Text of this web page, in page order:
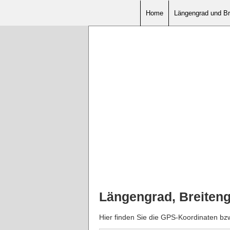
Home Längengrad und
Längengrad,
Hier finden Sie die GPS-Koordinaten